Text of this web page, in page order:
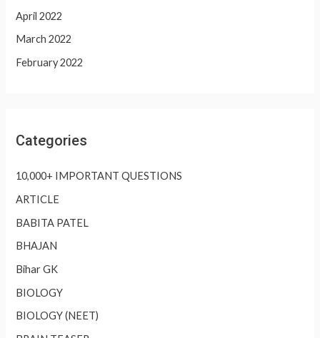
April 2022
March 2022
February 2022
Categories
10,000+ IMPORTANT QUESTIONS
ARTICLE
BABITA PATEL
BHAJAN
Bihar GK
BIOLOGY
BIOLOGY (NEET)